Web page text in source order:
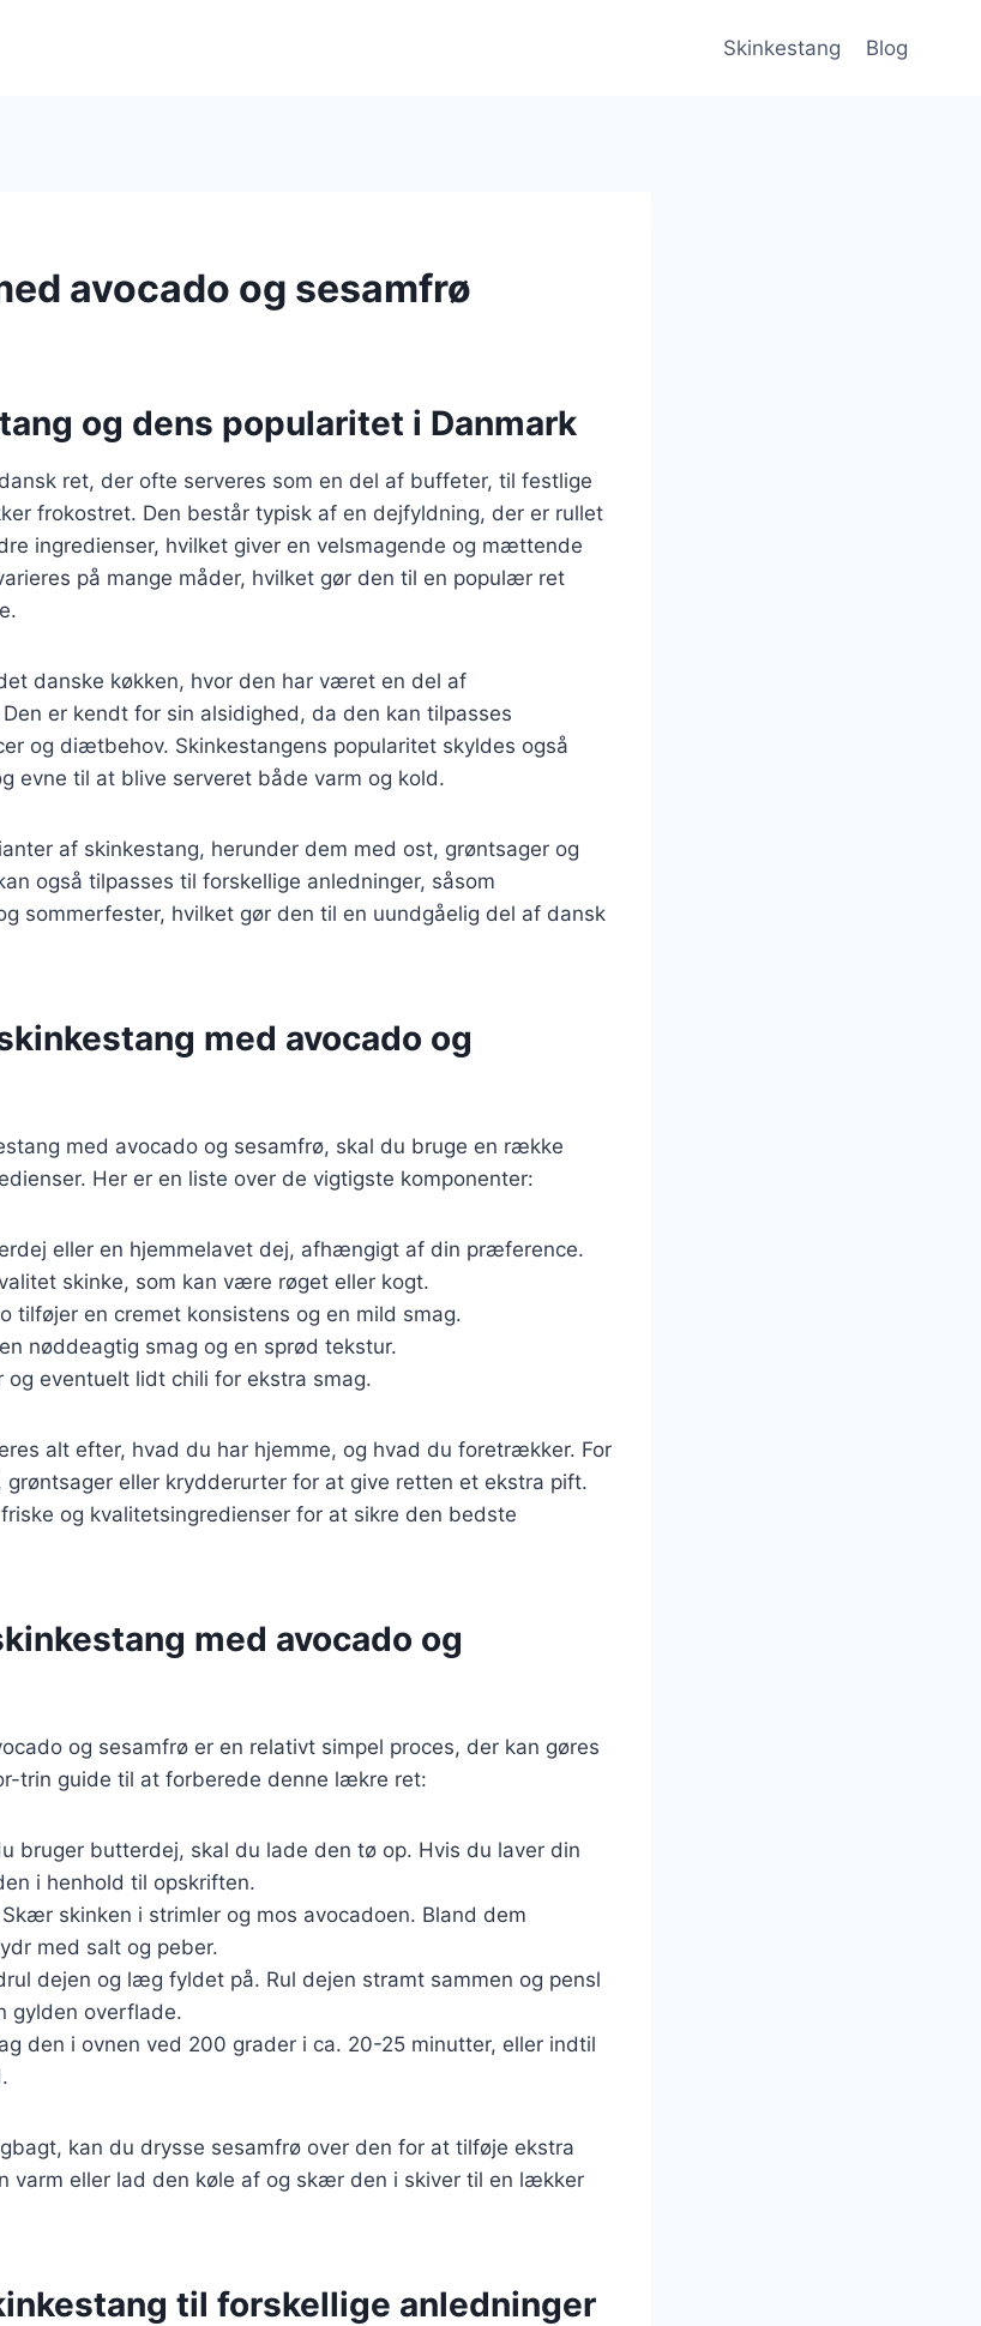
Skinkestang Blog
avocado og sesamfrø
og dens popularitet i Danmark
ret, der ofte serveres som en del af buffeter, til festlige
frokostret. Den består typisk af en dejfyldning, der er rullet
ingredienser, hvilket giver en velsmagende og mættende
på mange måder, hvilket gør den til en populær ret
danske køkken, hvor den har været en del af
er kendt for sin alsidighed, da den kan tilpasses
og diætbehov. Skinkestangens popularitet skyldes også
evne til at blive serveret både varm og kold.
af skinkestang, herunder dem med ost, grøntsager og
også tilpasses til forskellige anledninger, såsom
sommerfester, hvilket gør den til en uundgåelig del af dansk
med avocado og
med avocado og sesamfrø, skal du bruge en række
Her er en liste over de vigtigste komponenter:
eller en hjemmelavet dej, afhængigt af din præference.
skinke, som kan være røget eller kogt.
tilføjer en cremet konsistens og en mild smag.
nøddeagtig smag og en sprød tekstur.
og eventuelt lidt chili for ekstra smag.
alt efter, hvad du har hjemme, og hvad du foretrækker. For
grøntsager eller krydderurter for at give retten et ekstra pift.
og kvalitetsingredienser for at sikre den bedste
med avocado og
og sesamfrø er en relativt simpel proces, der kan gøres
trin guide til at forberede denne lækre ret:
bruger butterdej, skal du lade den tø op. Hvis du laver din
i henhold til opskriften.
skinken i strimler og mos avocadoen. Bland dem
med salt og peber.
dejen og læg fyldet på. Rul dejen stramt sammen og pensl
gylden overflade.
den i ovnen ved 200 grader i ca. 20-25 minutter, eller indtil
kan du drysse sesamfrø over den for at tilføje ekstra
varm eller lad den køle af og skær den i skiver til en lækker
til forskellige anledninger